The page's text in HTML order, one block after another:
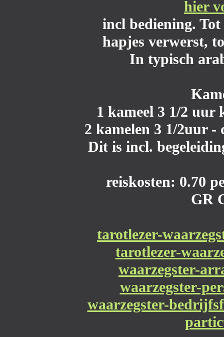
hier
incl bediening. Tot
hapjes verwerst,
In typisch
1 kameel 3 1/2 uur
2 kamelen 3 1/2uur -
Dit is incl.
reiskosten: 0.70
GR
tarotlezer-
tarotlezer-
waarzegster-
waarzegster-
waarzegster-